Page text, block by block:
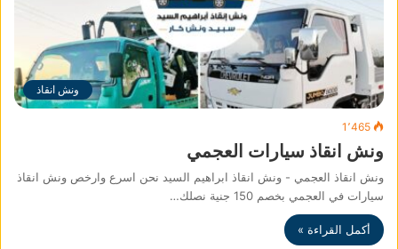
ونش انقاذ
1٬465
ونش انقاذ سيارات العجمي
ونش انقاذ العجمي - ونش انقاذ ابراهيم السيد نحن اسرع وارخص ونش انقاذ
سيارات في العجمي بخصم 150 جنية نصلك…
أكمل القراءة »